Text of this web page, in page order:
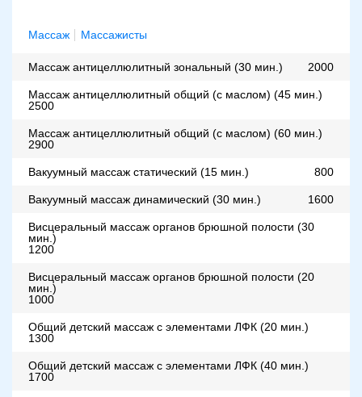
Массаж Массажисты
Массаж антицеллюлитный зональный (30 мин.) 2000
Массаж антицеллюлитный общий (с маслом) (45 мин.)
2500
Массаж антицеллюлитный общий (с маслом) (60 мин.)
2900
Вакуумный массаж статический (15 мин.) 800
Вакуумный массаж динамический (30 мин.) 1600
Висцеральный массаж органов брюшной полости (30
мин.)
1200
Висцеральный массаж органов брюшной полости (20
мин.)
1000
Общий детский массаж с элементами ЛФК (20 мин.)
1300
Общий детский массаж с элементами ЛФК (40 мин.)
1700